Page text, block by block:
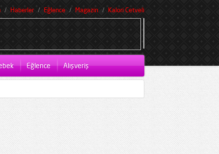
Haberler Eğlence Magazin Kalori Cetveli
Eğlence Alışveriş